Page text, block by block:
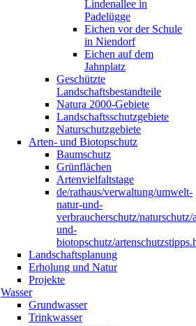
Lindenallee in
Padelügge
Eichen vor der Schule
in Niendorf
Eichen auf dem
Jahnplatz
Geschützte
Landschaftsbestandteile
Natura 2000-Gebiete
Landschaftsschutzgebiete
Naturschutzgebiete
Arten- und Biotopschutz
Baumschutz
Grünflächen
Artenvielfaltstage
de/rathaus/verwaltung/umwelt-
natur-und-
verbraucherschutz/naturschutz/
und-
biotopschutz/
Landschaftsplanung
Erholung und Natur
Projekte
Wasser
Grundwasser
Trinkwasser